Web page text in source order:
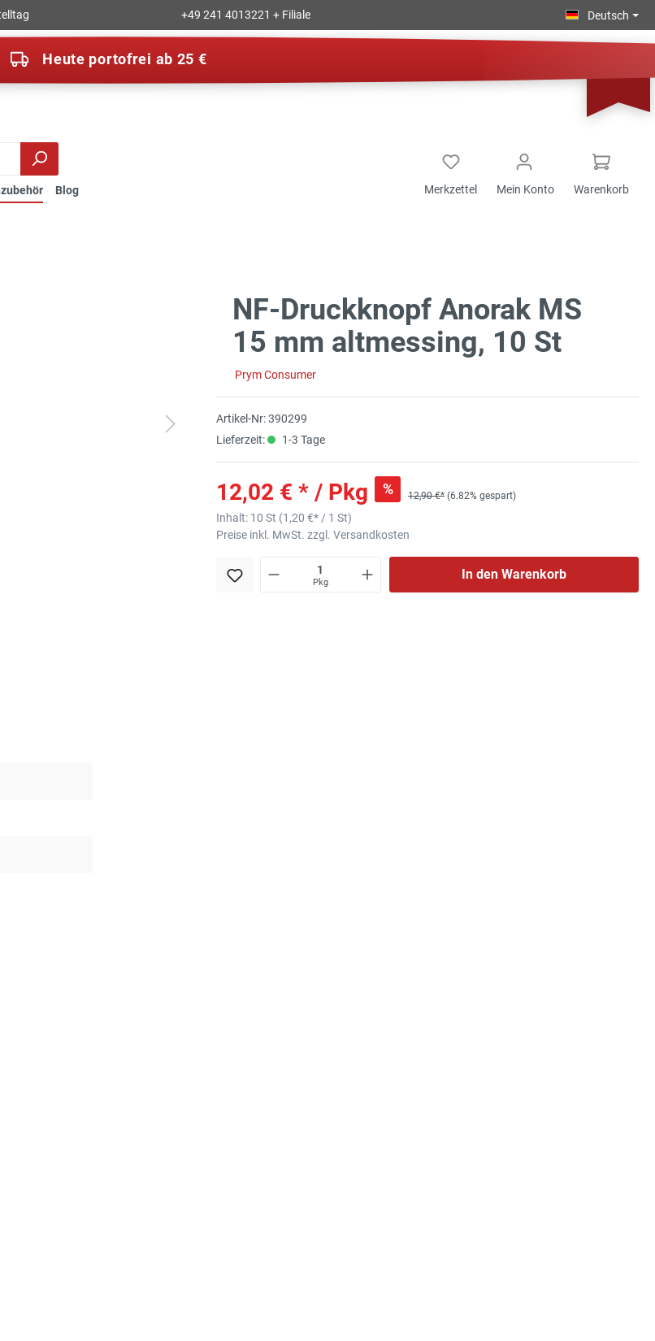
+49 241 4013221 + Filiale Deutsch
Heute portofrei ab 25 €
Blog Merkzettel Mein Konto Warenkorb
NF-Druckknopf Anorak MS
15 mm altmessing, 10 St
Prym Consumer
Artikel-Nr:390299
Lieferzeit:
1-3 Tage
12,02 € * / Pkg % 12,90 €* (6.82% gespart)
Inhalt: 10 St (1,20 €* / 1 St)
Preise inkl. MwSt. zzgl. Versandkosten
Pkg
In den Warenkorb